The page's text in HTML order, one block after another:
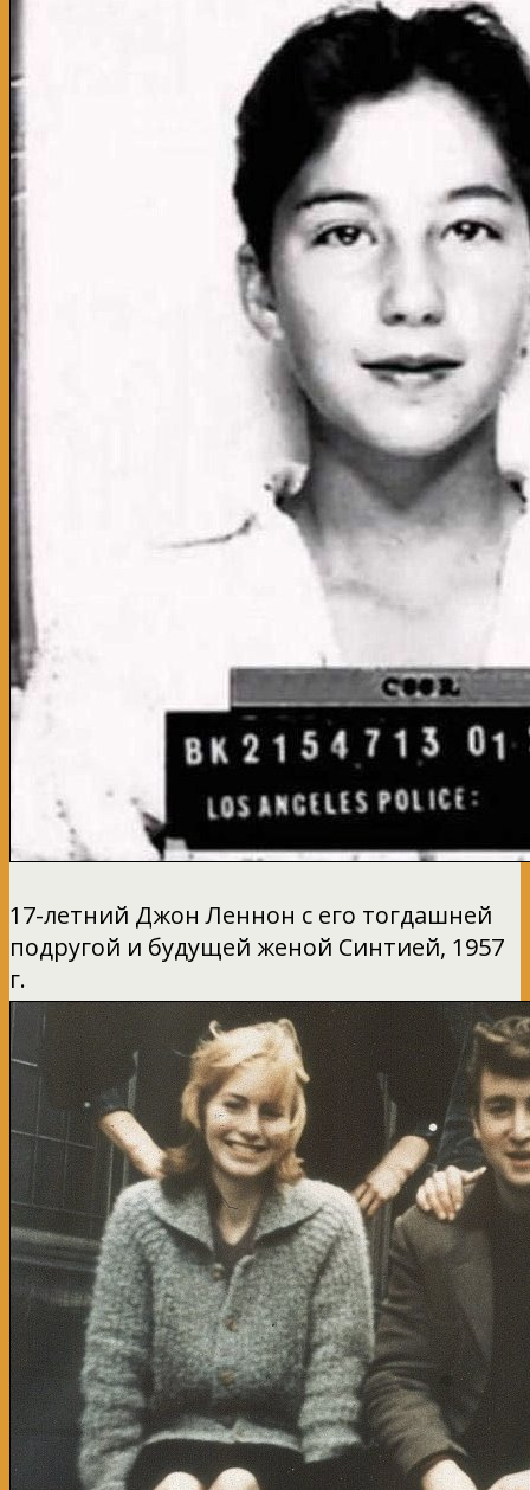
17-летний Джон Леннон с его тогдашней
подругой и будущей женой Синтией, 1957
г.